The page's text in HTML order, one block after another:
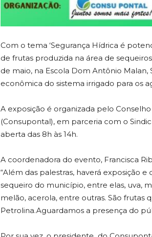
Com o tema ‘Segurança Hídrica é
de frutas produzida na área de
de maio, na Escola Dom Antônio
econômica do sistema irrigado para os
A exposição é organizada pelo
(Consupontal), em parceria com o
aberta das 8h às 14h.
A coordenadora do evento, Francisca
“Além das palestras, haverá exposição
sequeiro do município, entre elas, uva,
melão, acerola, entre outras. São frutas
Petrolina.Aguardamos a presença do